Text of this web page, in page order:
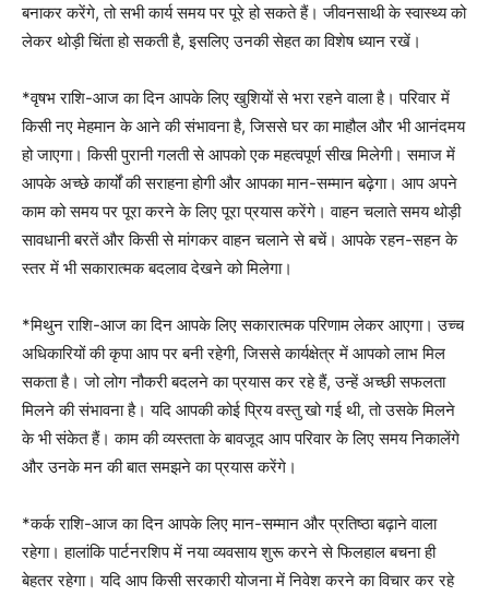
बनाकर करेंगे, तो सभी कार्य समय पर पूरे हो सकते हैं। जीवनसाथी के स्वास्थ्य को
लेकर थोड़ी चिंता हो सकती है, इसलिए उनकी सेहत का विशेष ध्यान रखें।
*वृषभ राशि-आज का दिन आपके लिए खुशियों से भरा रहने वाला है। परिवार में
किसी नए मेहमान के आने की संभावना है, जिससे घर का माहौल और भी आनंदमय
हो जाएगा। किसी पुरानी गलती से आपको एक महत्वपूर्ण सीख मिलेगी। समाज में
आपके अच्छे कार्यों की सराहना होगी और आपका मान-सम्मान बढ़ेगा। आप अपने
काम को समय पर पूरा करने के लिए पूरा प्रयास करेंगे। वाहन चलाते समय थोड़ी
सावधानी बरतें और किसी से मांगकर वाहन चलाने से बचें। आपके रहन-सहन के
स्तर में भी सकारात्मक बदलाव देखने को मिलेगा।
*मिथुन राशि-आज का दिन आपके लिए सकारात्मक परिणाम लेकर आएगा। उच्च
अधिकारियों की कृपा आप पर बनी रहेगी, जिससे कार्यक्षेत्र में आपको लाभ मिल
सकता है। जो लोग नौकरी बदलने का प्रयास कर रहे हैं, उन्हें अच्छी सफलता
मिलने की संभावना है। यदि आपकी कोई प्रिय वस्तु खो गई थी, तो उसके मिलने
के भी संकेत हैं। काम की व्यस्तता के बावजूद आप परिवार के लिए समय निकालेंगे
और उनके मन की बात समझने का प्रयास करेंगे।
*कर्क राशि-आज का दिन आपके लिए मान-सम्मान और प्रतिष्ठा बढ़ाने वाला
रहेगा। हालांकि पार्टनरशिप में नया व्यवसाय शुरू करने से फिलहाल बचना ही
बेहतर रहेगा। यदि आप किसी सरकारी योजना में निवेश करने का विचार कर रहे